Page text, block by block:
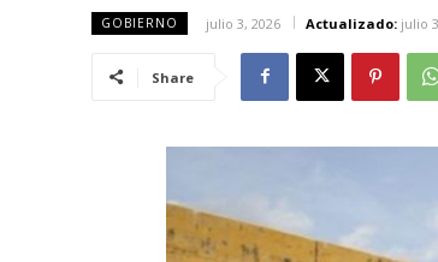
GOBIERNO julio 3, 2026 Actualizado: julio
Share